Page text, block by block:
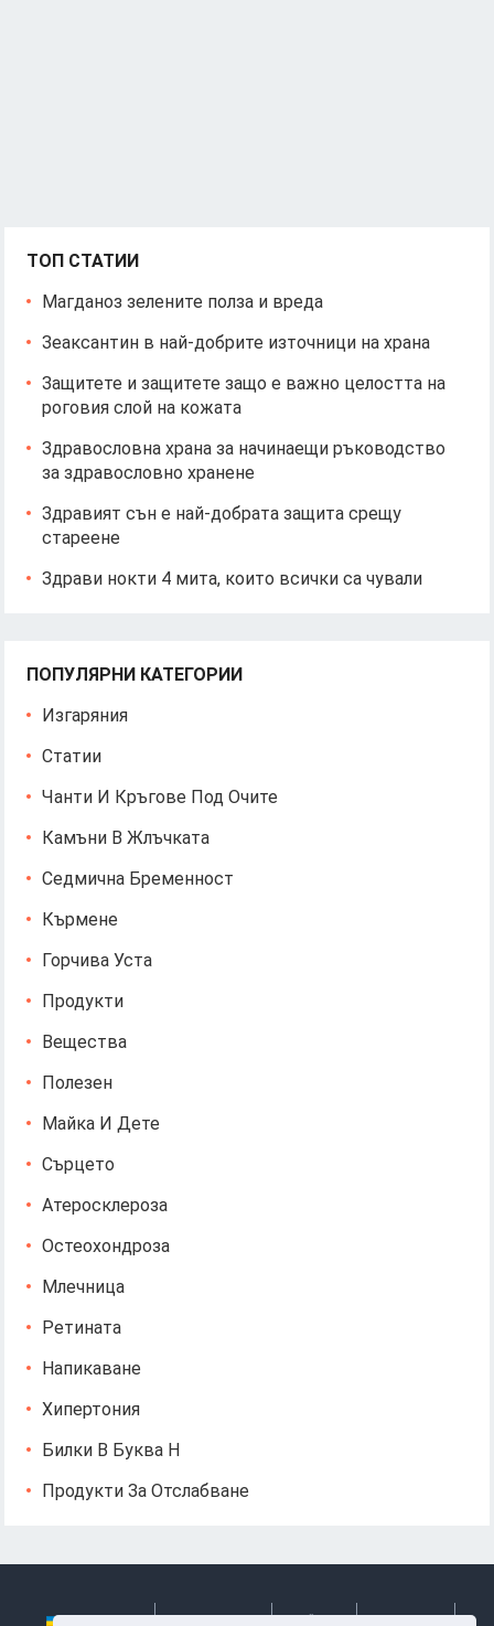
ТОП СТАТИИ
Магданоз зелените полза и вреда
Зеаксантин в най-добрите източници на храна
Защитете и защитете защо е важно целостта на
роговия слой на кожата
Здравословна храна за начинаещи ръководство
за здравословно хранене
Здравият сън е най-добрата защита срещу
стареене
Здрави нокти 4 мита, които всички са чували
ПОПУЛЯРНИ КАТЕГОРИИ
Изгаряния
Статии
Чанти И Кръгове Под Очите
Камъни В Жлъчката
Седмична Бременност
Кърмене
Горчива Уста
Продукти
Вещества
Полезен
Майка И Дете
Сърцето
Атеросклероза
Остеохондроза
Млечница
Ретината
Напикаване
Хипертония
Билки В Буква Н
Продукти За Отслабване